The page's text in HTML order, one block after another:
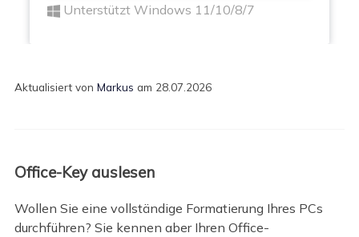
Unterstützt Windows 11/10/8/7
Aktualisiert von Markus am 28.07.2026
Office-Key auslesen
Wollen Sie eine vollständige Formatierung Ihres PCs
durchführen? Sie kennen aber Ihren Office-